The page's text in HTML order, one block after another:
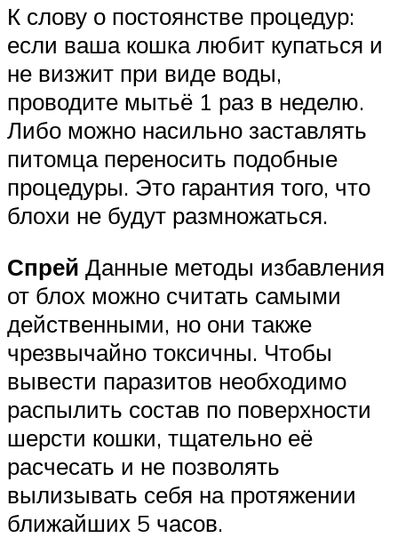
К слову о постоянстве процедур:
если ваша кошка любит купаться и
не визжит при виде воды,
проводите мытьё 1 раз в неделю.
Либо можно насильно заставлять
питомца переносить подобные
процедуры. Это гарантия того, что
блохи не будут размножаться.
Спрей Данные методы избавления
от блох можно считать самыми
действенными, но они также
чрезвычайно токсичны. Чтобы
вывести паразитов необходимо
распылить состав по поверхности
шерсти кошки, тщательно её
расчесать и не позволять
вылизывать себя на протяжении
ближайших 5 часов.